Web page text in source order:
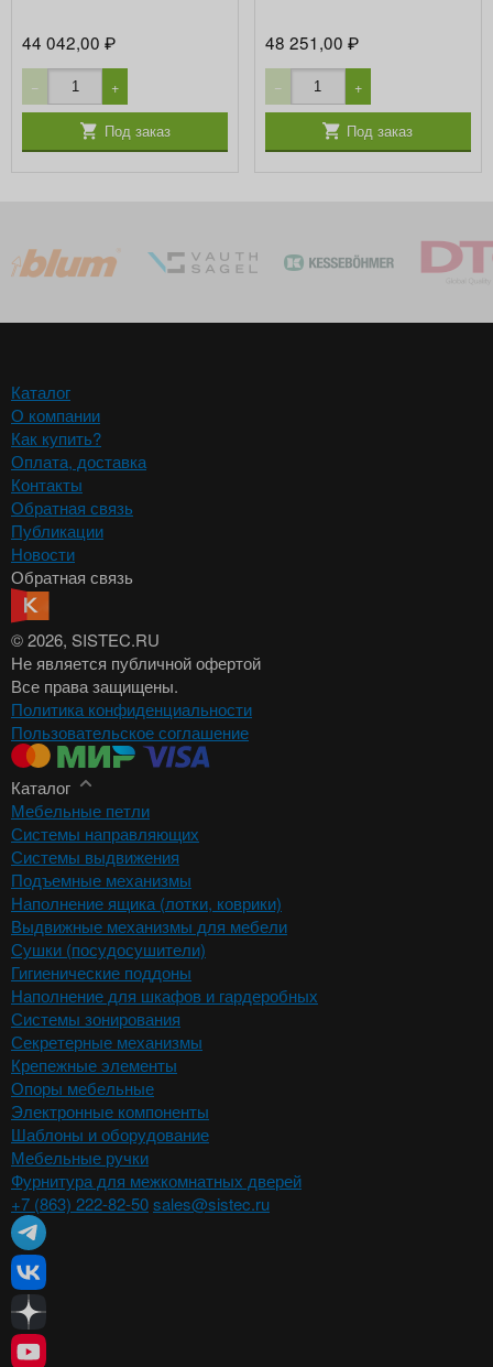
44 042,00₽
− +
Под заказ
48 251,00 ₽
− +
Под заказ
Каталог
О компании
Как купить?
Оплата, доставка
Контакты
Обратная связь
Публикации
Новости
Обратная связь
© 2026, SISTEC.RU
Не является публичной офертой
Все права защищены.
Политика конфиденциальности
Пользовательское соглашение
Каталог
Мебельные петли
Системы направляющих
Системы выдвижения
Подъемные механизмы
Наполнение ящика (лотки, коврики)
Выдвижные механизмы для мебели
Сушки (посудосушители)
Гигиенические поддоны
Наполнение для шкафов и гардеробных
Системы зонирования
Секретерные механизмы
Крепежные элементы
Опоры мебельные
Электронные компоненты
Шаблоны и оборудование
Мебельные ручки
Фурнитура для межкомнатных дверей
+7 (863) 222-82-50sales@sistec.ru